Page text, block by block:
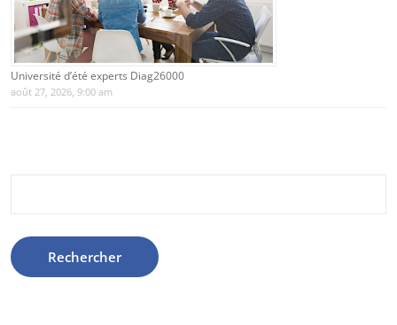
Université d’été experts Diag26000
août 27, 2026, 9:00 am